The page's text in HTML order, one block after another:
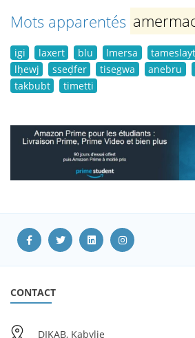
Mots apparentés
igi laxert blu lmersa tameslayt
lḥewj
sseḍfer tisegwa anebru
takbubt
timetti
CONTACT
DIKAB, Kabylie